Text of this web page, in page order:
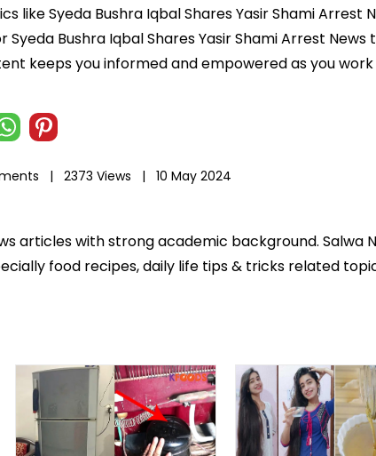
like Syeda Bushra Iqbal Shares Yasir Shami Arrest
Bushra Iqbal Shares Yasir Shami Arrest News
keeps you informed and empowered as you
| 2373 Views | 10 May 2024
articles with strong academic background. Salwa
food recipes, daily life tips & tricks related